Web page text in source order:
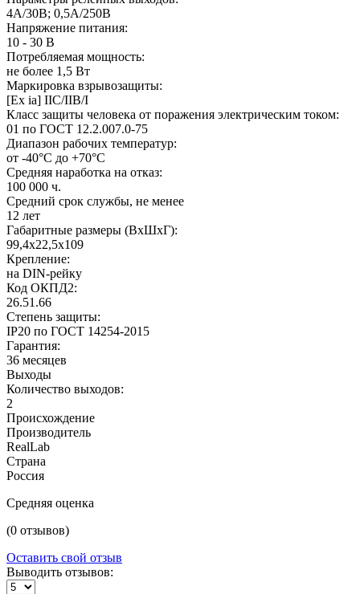
4А/30В; 0,5А/250В
Напряжение питания:
10 - 30 В
Потребляемая мощность:
не более 1,5 Вт
Маркировка взрывозащиты:
[Ex iа] IIC/IIB/I
Класс защиты человека от поражения электрическим током:
01 по ГОСТ 12.2.007.0-75
Диапазон рабочих температур:
от -40°C до +70°C
Средняя наработка на отказ:
100 000 ч.
Средний срок службы, не менее​
12 лет
Габаритные размеры (ВхШхГ):
99,4х22,5х109
Крепление:
на DIN-рейку
Код ОКПД2:
26.51.66
Степень защиты:
IР20 по ГОСТ 14254-2015
Гарантия:
36 месяцев
Выходы
Количество выходов:
2
Происхождение
Производитель
RealLab
Страна
Россия
Средняя оценка
(0 отзывов)
Оставить свой отзыв
Выводить отзывов: